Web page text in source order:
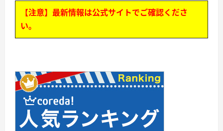
【注意】最新情報は公式サイトでご確認くださ
い。